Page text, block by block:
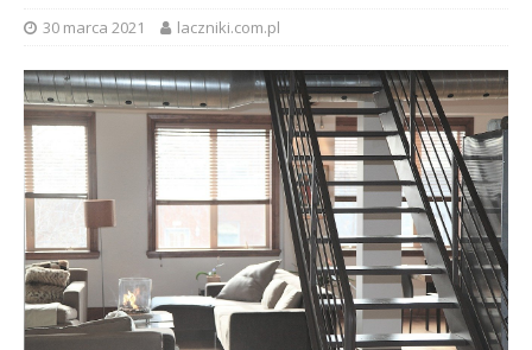
30 marca 2021 laczniki.com.pl